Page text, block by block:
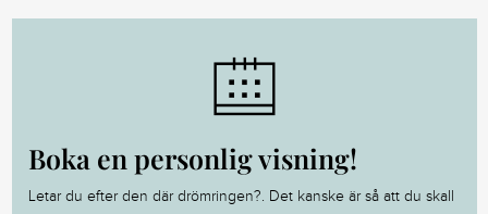
Boka en personlig visning!
Letar du efter den där drömringen?. Det kanske är så att du skall